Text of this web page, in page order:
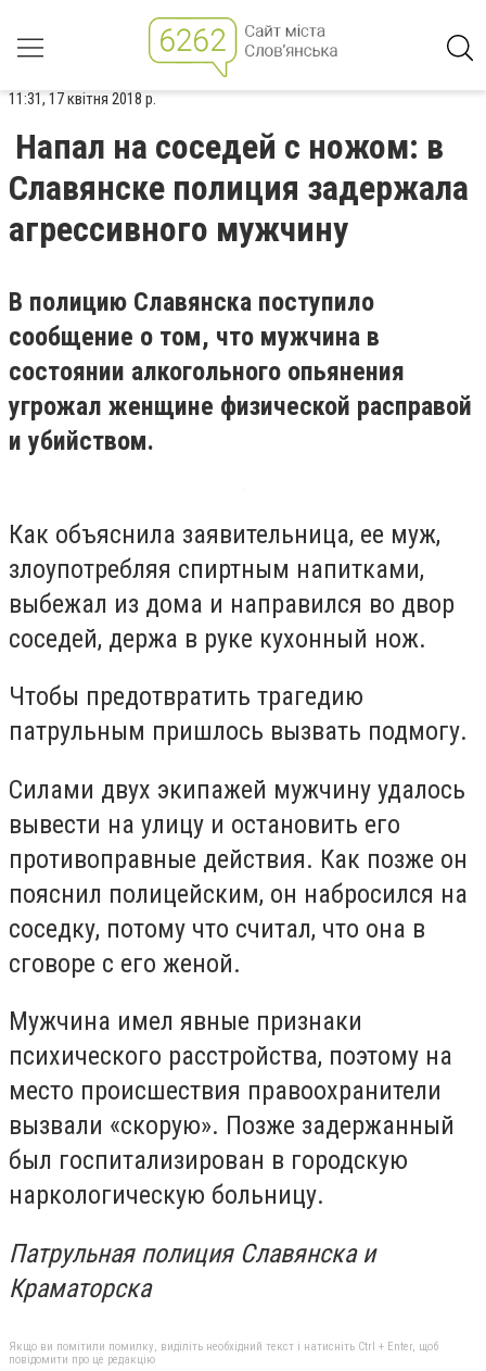
11:31, 17 квітня 2018 р.
Напал на соседей с ножом: в
Славянске полиция задержала
агрессивного мужчину
В полицию Славянска поступило
сообщение о том, что мужчина в
состоянии алкогольного опьянения
угрожал женщине физической расправой
и убийством.
Как объяснила заявительница, ее муж,
злоупотребляя спиртным напитками,
выбежал из дома и направился во двор
соседей, держа в руке кухонный нож.
Чтобы предотвратить трагедию
патрульным пришлось вызвать подмогу.
Силами двух экипажей мужчину удалось
вывести на улицу и остановить его
противоправные действия. Как позже он
пояснил полицейским, он набросился на
соседку, потому что считал, что она в
сговоре с его женой.
Мужчина имел явные признаки
психического расстройства, поэтому на
место происшествия правоохранители
вызвали «скорую». Позже задержанный
был госпитализирован в городскую
наркологическую больницу.
Патрульная полиция Славянска и
Краматорска
Якщо ви помітили помилку, виділіть необхідний текст і натисніть Ctrl + Enter, щоб
повідомити про це редакцію